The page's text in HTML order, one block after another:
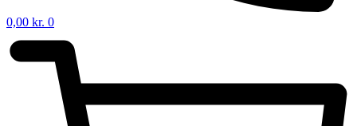
0,00 kr. 0